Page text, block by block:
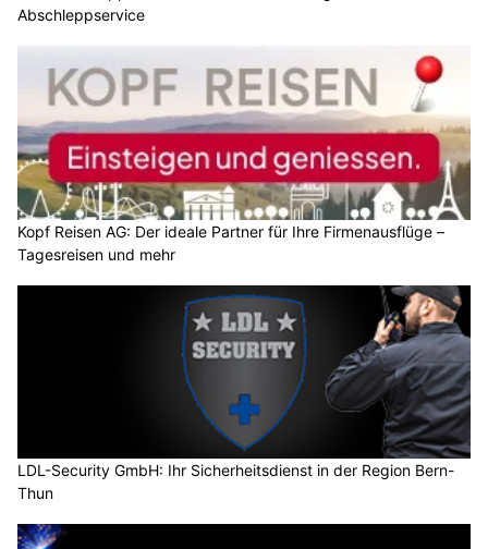
Abschleppservice
Kopf Reisen AG: Der ideale Partner für Ihre Firmenausflüge –
Tagesreisen und mehr
LDL-Security GmbH: Ihr Sicherheitsdienst in der Region Bern-
Thun